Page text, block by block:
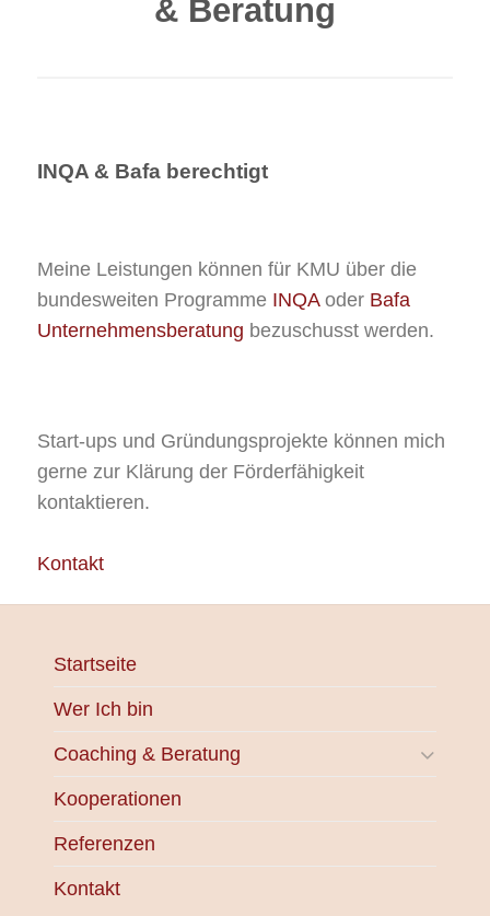
& Beratung
INQA & Bafa berechtigt
Meine Leistungen können für KMU über die
bundesweiten Programme INQA oder Bafa
Unternehmensberatung bezuschusst werden.
Start-ups und Gründungsprojekte können mich
gerne zur Klärung der Förderfähigkeit
kontaktieren.
Kontakt
Startseite
Wer Ich bin
Coaching & Beratung
Kooperationen
Referenzen
Kontakt